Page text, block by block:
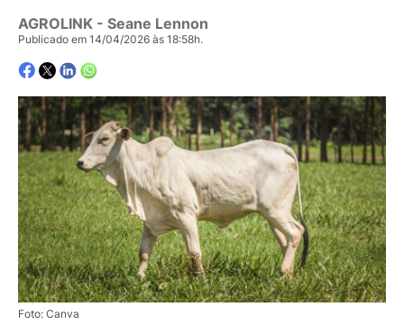
AGROLINK - Seane Lennon
Publicado em 14/04/2026 às 18:58h.
Foto: Canva